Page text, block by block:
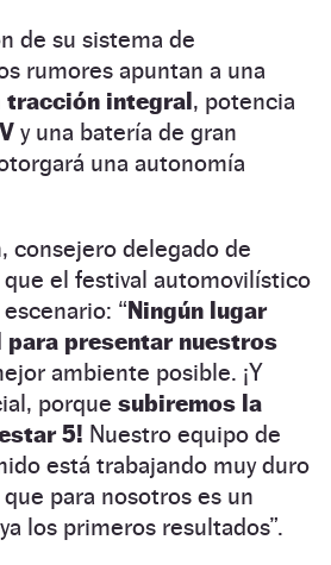
de su sistema de
rumores apuntan a una
tracción integral, potencia
y una batería de gran
una autonomía
consejero delegado de
el festival automovilístico
“Ningún lugar
para presentar nuestros
ambiente posible. ¡Y
porque subiremos la
5! Nuestro equipo de
está trabajando muy duro
para nosotros es un
los primeros resultados”.